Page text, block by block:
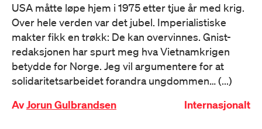
USA måtte løpe hjem i 1975 etter tjue år med krig.
Over hele verden var det jubel. Imperialistiske
makter fikk en trøkk: De kan overvinnes. Gnist-
redaksjonen har spurt meg hva Vietnamkrigen
betydde for Norge. Jeg vil argumentere for at
solidaritetsarbeidet forandra ungdommen… (...)
AvJorun Gulbrandsen Internasjonalt